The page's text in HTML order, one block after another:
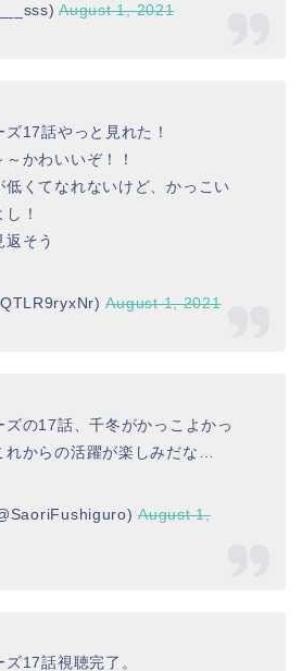
August 1, 2021
17話やっと見れた！
かわいいぞ！！
低くてなれないけど、かっこい
！
返そう
August 1, 2021
ズの17話、千冬がかっこよかっ
からの活躍が楽しみだな…
August 1,
17話視聴完了。